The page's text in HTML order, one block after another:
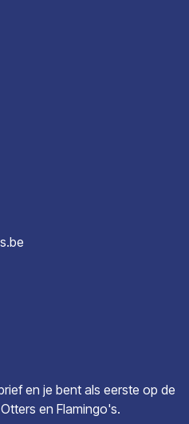
en je bent als eerste op de
en Flamingo's.